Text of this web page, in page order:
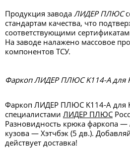
Продукция завода ЛИДЕР ПЛЮС
стандартам качества, что
соответствующими
На заводе налажено массовое
компонентов ТСУ.
Фаркоп ЛИДЕР ПЛЮС K114-A для
Фаркоп ЛИДЕР ПЛЮС K114-A для
специалистами ЛИДЕР ПЛЮС
Разновидность крюка фаркопа —
кузова — Хэтчбэк (5 дв.).
действует доставка!